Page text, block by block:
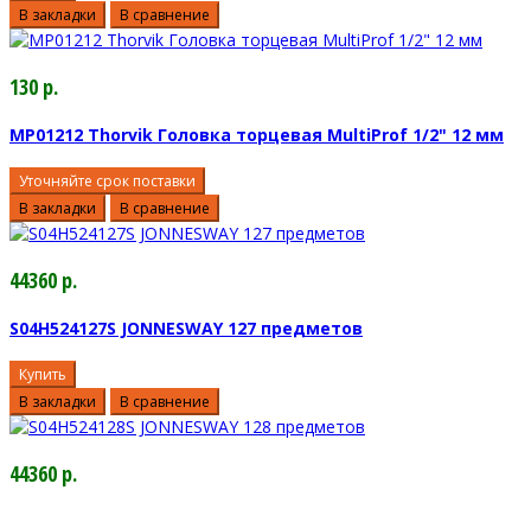
В закладки
В сравнение
130 р.
MP01212 Thorvik Головка торцевая MultiProf 1/2" 12 мм
Уточняйте срок поставки
В закладки
В сравнение
44360 р.
S04H524127S JONNESWAY 127 предметов
Купить
В закладки
В сравнение
44360 р.